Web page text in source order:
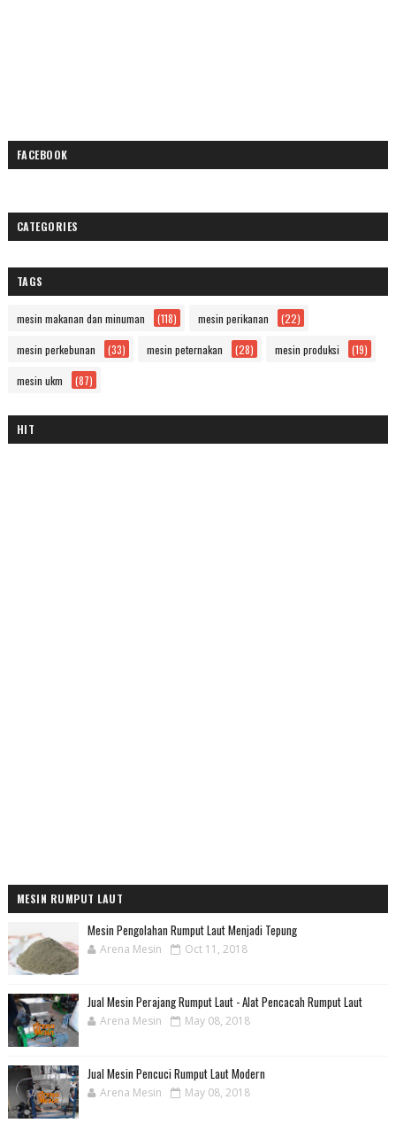
FACEBOOK
CATEGORIES
TAGS
mesin makanan dan minuman (118) mesin perikanan (22)
mesin perkebunan (33) mesin peternakan (28) mesin produksi (19)
mesin ukm (87)
HIT
MESIN RUMPUT LAUT
Mesin Pengolahan Rumput Laut Menjadi Tepung
Arena Mesin Oct 11, 2018
Jual Mesin Perajang Rumput Laut - Alat Pencacah Rumput Laut
Arena Mesin May 08, 2018
Jual Mesin Pencuci Rumput Laut Modern
Arena Mesin May 08, 2018